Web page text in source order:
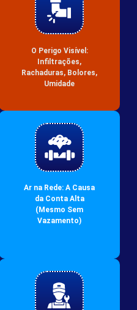
O Perigo Visível:
Infiltrações,
Rachaduras, Bolores,
Umidade
Ar na Rede: A Causa
da Conta Alta
(Mesmo Sem
Vazamento)